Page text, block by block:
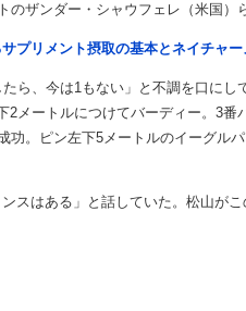
ザンダー・シャウフェレ（米国）
プリメント摂取の基本とネイチャー
、今は1もない」と不調を口にし
メートルにつけてバーディー。3番
。ピン左下5メートルのイーグルパ
はある」と話していた。松山がこ